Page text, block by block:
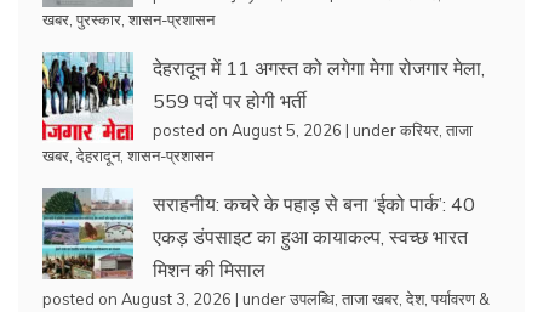
खबर पुरस्कार शासन-प्रशासन
देहरादून में 11 अगस्त को लगेगा मेगा रोजगार मेला,
559 पदों पर होगी भर्ती
posted on August 5, 2026 | underकरियर ताजा
खबर देहरादून, शासन-प्रशासन
सराहनीय: कचरे के पहाड़ से बना ‘ईको पार्क’: 40
एकड़ डंपसाइट का हुआ कायाकल्प, स्वच्छ भारत
मिशन की मिसाल
posted on August 3, 2026 | underउपलब्धि ताजा खबर देश, पर्यावरण &